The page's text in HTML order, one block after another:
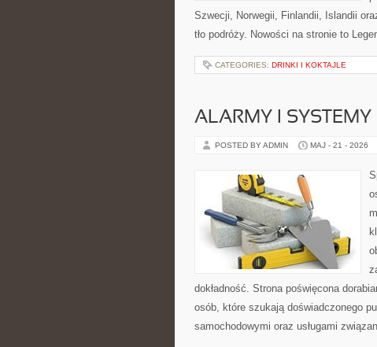
Szwecji, Norwegii, Finlandii, Islandii
tło podróży. Nowości na stronie to
CATEGORIES: DRINKI I KOKTAJLE
ALARMY I SYSTEMY
POSTED BY ADMIN MAJ - 21 - 2026
dokładność. Strona poświęcona
osób, które szukają doświadczonego
samochodowymi oraz usługami